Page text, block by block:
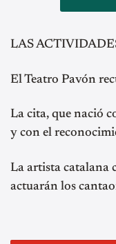
LAS
El Teatro Pavón
La cita, que nació
y con el
La artista catalana
actuarán los